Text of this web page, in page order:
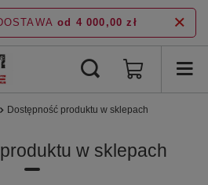
od 4 000,00 zł
Dostępność produktu w sklepach
w sklepach